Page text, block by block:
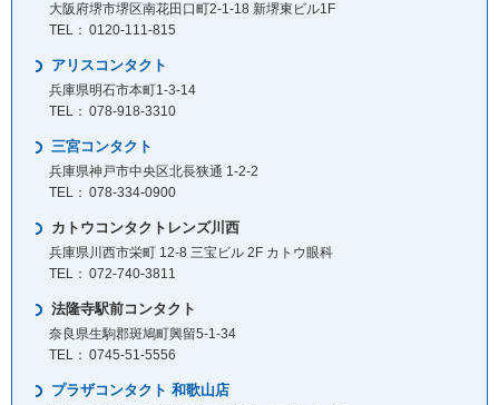
大阪府堺市堺区南花田口町2-1-18 新堺東ビル1F
0120-111-815
アリスコンタクト
兵庫県明石市本町1-3-14
078-918-3310
三宮コンタクト
兵庫県神戸市中央区北長狭通 1-2-2
078-334-0900
カトウコンタクトレンズ川西
兵庫県川西市栄町 12-8 三宝ビル 2F カトウ眼科
072-740-3811
法隆寺駅前コンタクト
奈良県生駒郡斑鳩町興留5-1-34
0745-51-5556
プラザコンタクト 和歌山店